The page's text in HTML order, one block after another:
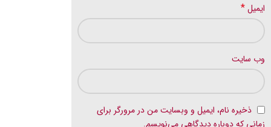
ایمیل*
وب‌ سایت
ذخیره نام، ایمیل و وبسایت من در مرورگر برای
زمانی که دوباره دیدگاهی می‌نویسم.